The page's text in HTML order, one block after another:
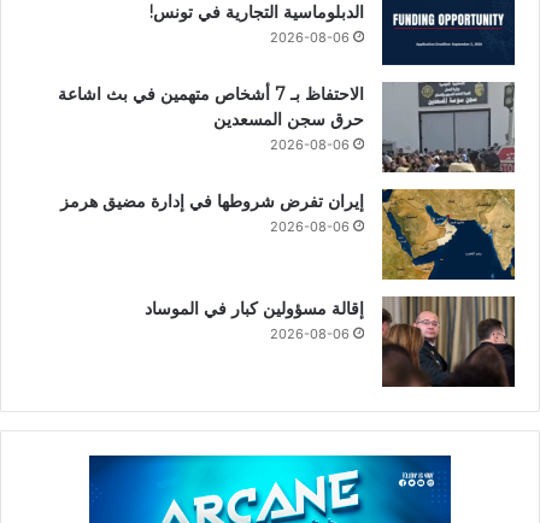
الدبلوماسية التجارية في تونس!
2026-08-06
الاحتفاظ بـ 7 أشخاص متهمين في بث اشاعة
حرق سجن المسعدين
2026-08-06
إيران تفرض شروطها في إدارة مضيق هرمز
2026-08-06
إقالة مسؤولين كبار في الموساد
2026-08-06